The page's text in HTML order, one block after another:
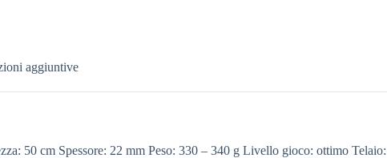
aggiuntive
50 cm Spessore: 22 mm Peso: 330 – 340 g Livello gioco: ottimo